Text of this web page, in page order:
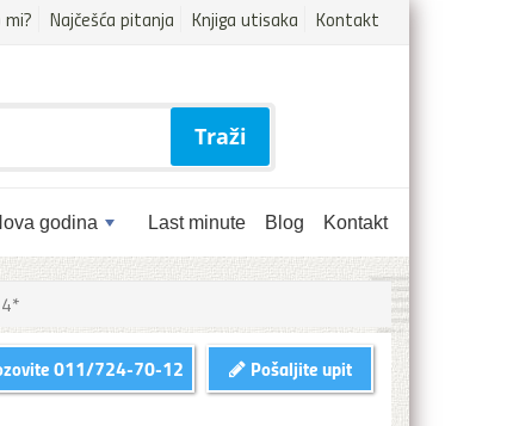
Najčešća pitanja Knjiga utisaka Kontakt
godina Last minute Blog Kontakt
Traži
Pošaljite upit
011/724-70-12